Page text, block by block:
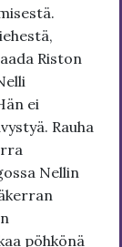
Riston
ei
Rauha
Nellin
pöhkönä